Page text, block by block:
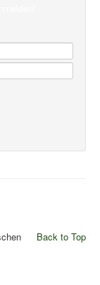
Back to Top